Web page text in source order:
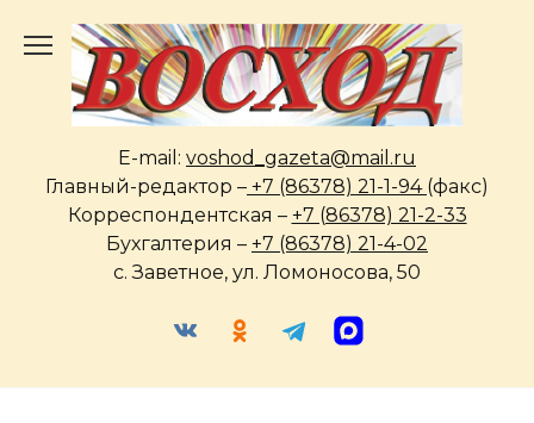
содержанию
E-mail: voshod_gazeta@mail.ru
Главный-редактор – +7 (86378) 21-1-94 (факс)
Корреспондентская – +7 (86378) 21-2-33
Бухгалтерия – +7 (86378) 21-4-02
с. Заветное, ул. Ломоносова, 50